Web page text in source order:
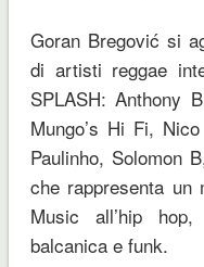
Goran Bregović si
di artisti reggae
SPLASH: Anthony
Mungo’s Hi Fi,
Paulinho, Solomon
che rappresenta un
Music all’hip
balcanica e funk.